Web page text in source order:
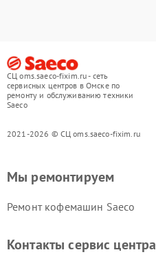
СЦ oms.saeco-fixim.ru - сеть
сервисных центров в Омске по
ремонту и обслуживанию техники
Saeco
2021-2026 © СЦ oms.saeco-fixim.ru
Мы ремонтируем
Ремонт кофемашин Saeco
Контакты сервис центра